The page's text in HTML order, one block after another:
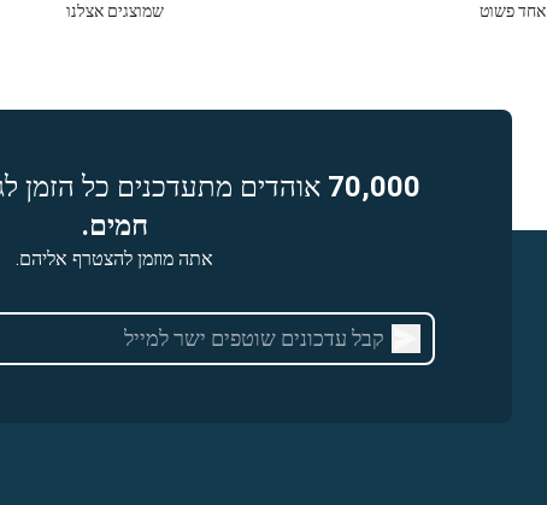
שמוצגים אצלנו
אחד פשוט
70,000 אוהדים מתעדכנים כל הזמן
חמים.
אתה מוזמן להצטרף אליהם.